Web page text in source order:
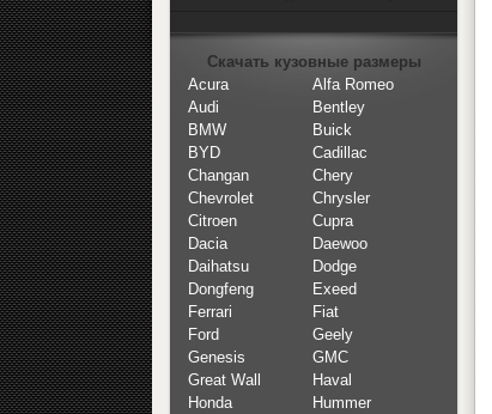
Скачать кузовные размеры
Acura
Alfa Romeo
Audi
Bentley
BMW
Buick
BYD
Cadillac
Changan
Chery
Chevrolet
Chrysler
Citroen
Cupra
Dacia
Daewoo
Daihatsu
Dodge
Dongfeng
Exeed
Ferrari
Fiat
Ford
Geely
Genesis
GMC
Great Wall
Haval
Honda
Hummer